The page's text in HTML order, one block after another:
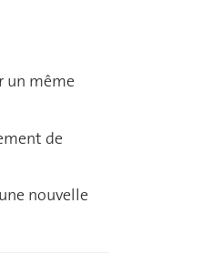
un même
de
nouvelle